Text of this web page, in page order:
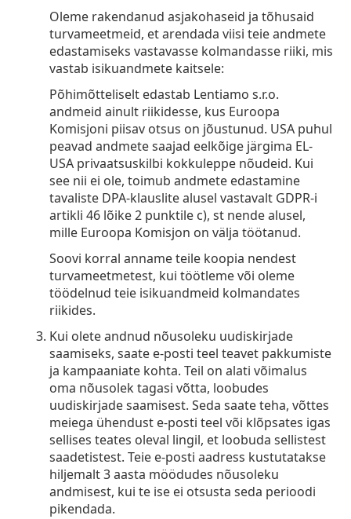
Oleme rakendanud asjakohaseid ja tõhusaid
turvameetmeid, et arendada viisi teie andmete
edastamiseks vastavasse kolmandasse riiki, mis
vastab isikuandmete kaitsele:
Põhimõtteliselt edastab Lentiamo s.r.o.
andmeid ainult riikidesse, kus Euroopa
Komisjoni piisav otsus on jõustunud. USA puhul
peavad andmete saajad eelkõige järgima EL-
USA privaatsuskilbi kokkuleppe nõudeid. Kui
see nii ei ole, toimub andmete edastamine
tavaliste DPA-klauslite alusel vastavalt GDPR-i
artikli 46 lõike 2 punktile c), st nende alusel,
mille Euroopa Komisjon on välja töötanud.
Soovi korral anname teile koopia nendest
turvameetmetest, kui töötleme või oleme
töödelnud teie isikuandmeid kolmandates
riikides.
Kui olete andnud nõusoleku uudiskirjade
saamiseks, saate e-posti teel teavet pakkumiste
ja kampaaniate kohta. Teil on alati võimalus
oma nõusolek tagasi võtta, loobudes
uudiskirjade saamisest. Seda saate teha, võttes
meiega ühendust e-posti teel või klõpsates igas
sellises teates oleval lingil, et loobuda sellistest
saadetistest. Teie e-posti aadress kustutatakse
hiljemalt 3 aasta möödudes nõusoleku
andmisest, kui te ise ei otsusta seda perioodi
pikendada.